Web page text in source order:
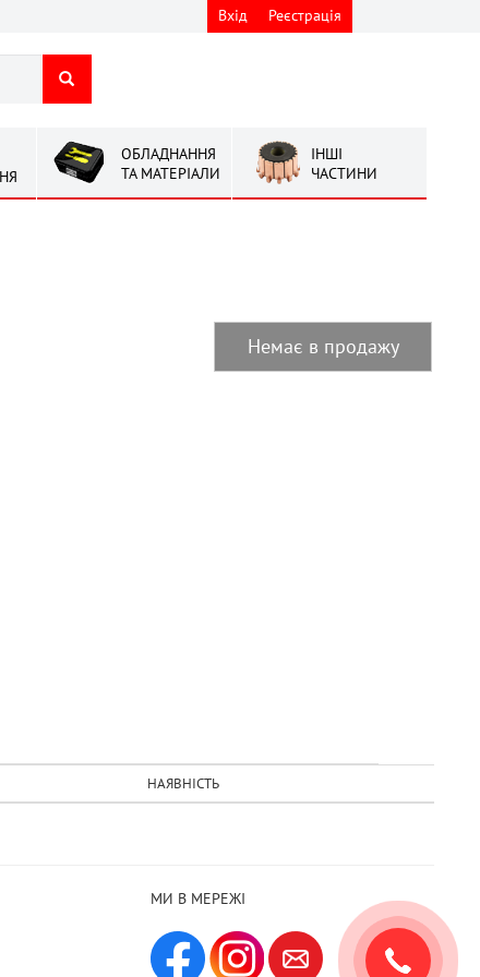
Вхід Реєстрація
ОБЛАДНАННЯ
ТА МАТЕРІАЛИ
ІНШІ
ЧАСТИНИ
Немає в продажу
НАЯВНІСТЬ
МИ В МЕРЕЖІ